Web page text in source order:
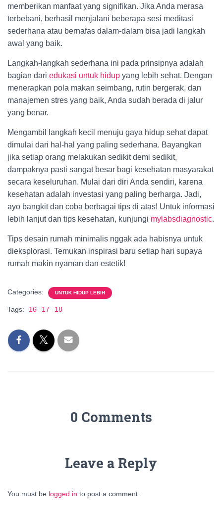
memberikan manfaat yang signifikan. Jika Anda merasa
terbebani, berhasil menjalani beberapa sesi meditasi
sederhana atau bernafas dalam-dalam bisa jadi langkah
awal yang baik.
Langkah-langkah sederhana ini pada prinsipnya adalah
bagian dari edukasi untuk hidup yang lebih sehat. Dengan
menerapkan pola makan seimbang, rutin bergerak, dan
manajemen stres yang baik, Anda sudah berada di jalur
yang benar.
Mengambil langkah kecil menuju gaya hidup sehat dapat
dimulai dari hal-hal yang paling sederhana. Bayangkan
jika setiap orang melakukan sedikit demi sedikit,
dampaknya pasti sangat besar bagi kesehatan masyarakat
secara keseluruhan. Mulai dari diri Anda sendiri, karena
kesehatan adalah investasi yang paling berharga. Jadi,
ayo bangkit dan coba berbagai tips di atas! Untuk informasi
lebih lanjut dan tips kesehatan, kunjungi mylabsdiagnostic.
Tips desain rumah minimalis nggak ada habisnya untuk
dieksplorasi. Temukan inspirasi baru setiap hari supaya
rumah makin nyaman dan estetik!
Categories: UNTUK HIDUP LEBIH
Tags: 16 17 18
0 Comments
Leave a Reply
You must be logged in to post a comment.